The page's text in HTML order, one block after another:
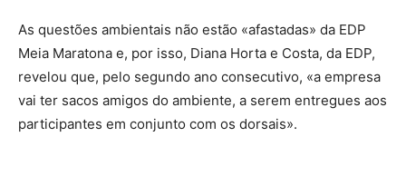
As questões ambientais não estão «afastadas» da EDP
Meia Maratona e, por isso, Diana Horta e Costa, da EDP,
revelou que, pelo segundo ano consecutivo, «a empresa
vai ter sacos amigos do ambiente, a serem entregues aos
participantes em conjunto com os dorsais».